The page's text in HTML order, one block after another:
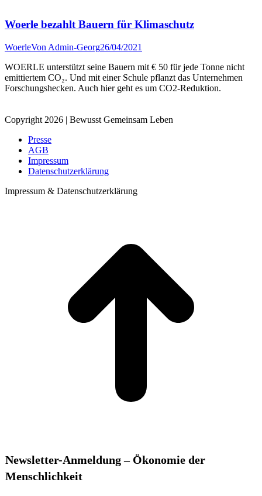
Woerle bezahlt Bauern für Klimaschutz
WoerleVon Admin-Georg26/04/2021
WOERLE unterstützt seine Bauern mit € 50 für jede Tonne nicht
emittiertem CO₂. Und mit einer Schule pflanzt das Unternehmen
Forschungshecken. Auch hier geht es um CO2-Reduktion.
Copyright 2026 | Bewusst Gemeinsam Leben
Presse
AGB
Impressum
Datenschutzerklärung
Impressum & Datenschutzerklärung
Newsletter-Anmeldung – Ökonomie der
Menschlichkeit